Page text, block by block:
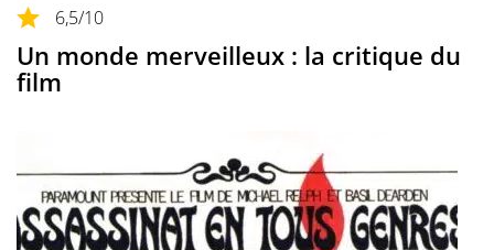
6,5/10
Un monde merveilleux : la critique du
film